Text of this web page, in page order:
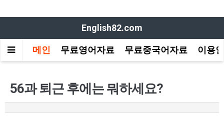
English82.com
메인 무료영어자료 무료중국어자료 이용
56과 퇴근 후에는 뭐하세요?